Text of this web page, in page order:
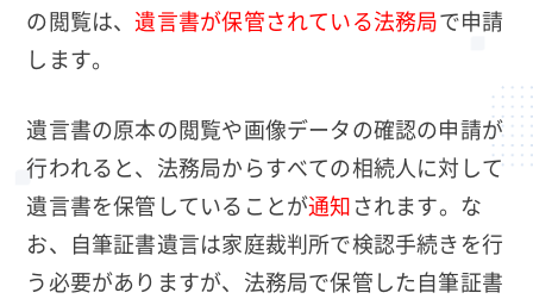
の閲覧は、遺言書が保管されている法務局で申請
します。
遺言書の原本の閲覧や画像データの確認の申請が
行われると、法務局からすべての相続人に対して
遺言書を保管していることが通知されます。な
お、自筆証書遺言は家庭裁判所で検認手続きを行
う必要がありますが、法務局で保管した自筆証書